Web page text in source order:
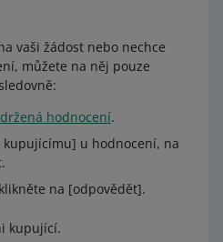
vaši žádost nebo nechce
můžete na něj pouze
hodnocení.
u hodnocení, na
na [odpovědět].
kupující.